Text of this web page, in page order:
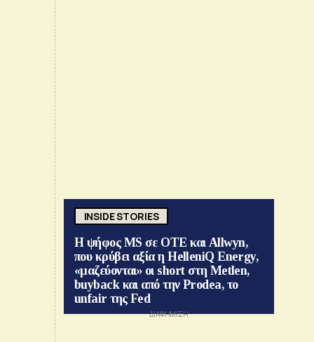
INSIDE STORIES
Η ψήφος MS σε ΟΤΕ και Allwyn,
που κρύβει αξία η HelleniQ Energy,
«μαζεύονται» οι short στη Metlen,
buyback και από την Prodea, το
unfair της Fed